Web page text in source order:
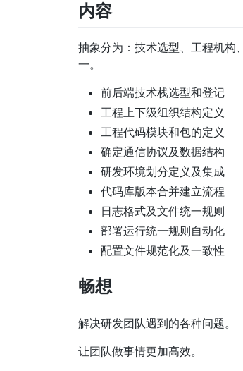
内容
抽象分为：技术选型、工程机构
一。
前后端技术栈选型和登记
工程上下级组织结构定义
工程代码模块和包的定义
确定通信协议及数据结构
研发环境划分定义及集成
代码库版本合并建立流程
日志格式及文件统一规则
部署运行统一规则自动化
配置文件规范化及一致性
畅想
解决研发团队遇到的各种问题。
让团队做事情更加高效。